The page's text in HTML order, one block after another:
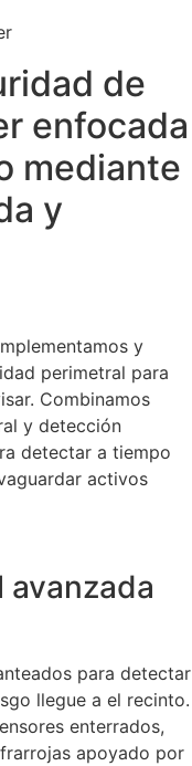
de
enfocada
mediante
y
y
perimetral para
Combinamos
y detección
detectar a tiempo
activos
para detectar
llegue a el recinto.
enterrados,
apoyado por